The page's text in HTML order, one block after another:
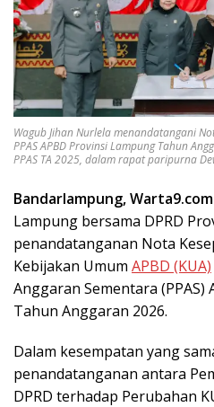
Wagub Jihan Nurlela menandatangani
PPAS APBD Provinsi Lampung Tahun
PPAS TA 2025, dalam rapat paripurna
Bandarlampung, Warta9.com
Lampung bersama DPRD
penandatanganan Nota
Kebijakan Umum APBD (KUA)
Anggaran Sementara
Tahun Anggaran 2026.
Dalam kesempatan yang
penandatanganan antara
DPRD terhadap Perubahan